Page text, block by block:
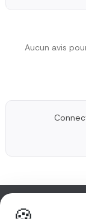
Aucun avis
Information